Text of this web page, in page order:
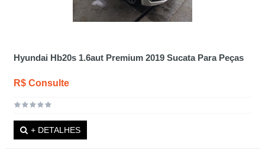
Hyundai Hb20s 1.6aut Premium 2019 Sucata Para Peças
R$ Consulte
+ DETALHES